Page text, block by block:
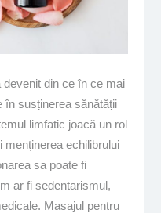
din ce în ce mai
în susținerea sănătății
limfatic joacă un rol
echilibrului
sa poate fi
ar fi sedentarismul,
Masajul pentru